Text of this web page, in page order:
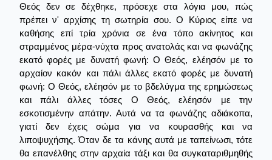
Θεός δεν σε δέχθηκε, πρόσεχε στα λόγια μου, πώς
πρέπει ν' αρχίσης τη σωτηρία σου. Ο Κύριος είπε να
καθήσης επί τρία χρόνια σε ένα τόπο ακίνητος και
στραμμένος μέρα-νύχτα προς ανατολάς και να φωνάζης
εκατό φορές με δυνατή φωνή: Ο Θεός, ελέησόν με το
αρχαίον κακόν και πάλι άλλες εκατό φορές με δυνατή
φωνή: Ο Θεός, ελέησόν με το βδελύγμα της ερημώσεως
και πάλι άλλες τόσες Ο Θεός, ελέησόν με την
εσκοτισμένην απάτην. Αυτά να τα φωνάζης αδιάκοπα,
γιατί δεν έχεις σώμα για να κουρασθής και να
λιποψυχήσης. Όταν δε τα κάνης αυτά με ταπείνωσι, τότε
θα επανέλθης στην αρχαία τάξι και θα συγκαταριθμηθής